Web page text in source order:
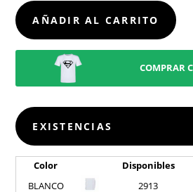
AÑADIR AL CARRITO
COMPRAR
EXISTENCIAS
Color Disponibles
BLANCO
2913